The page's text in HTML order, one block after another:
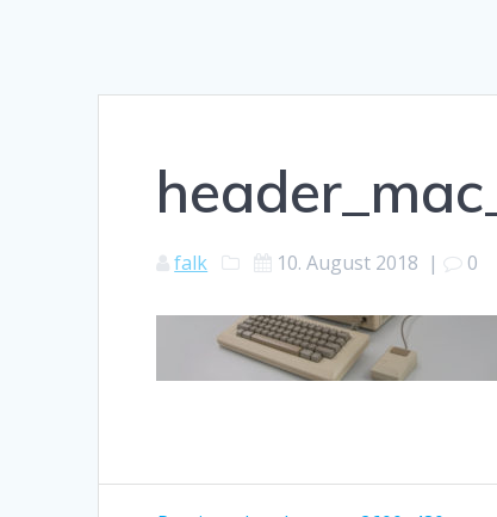
falk 10. August 2018 | 0